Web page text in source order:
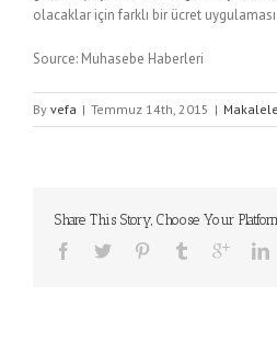
olacaklar için farklı bir ücret
Source: Muhasebe Haberleri
By vefa | Temmuz 14th, 2015 |
Share This Story, Choose Your